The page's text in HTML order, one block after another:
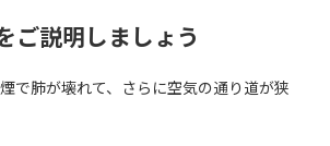
ご説明しましょう
で肺が壊れて、さらに空気の通り道が狭